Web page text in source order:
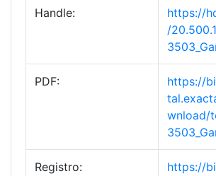
Handle:
https://
/
PDF:
https://
wnload/
Registro:
https://